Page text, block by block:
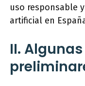
uso responsable
artificial en
II.